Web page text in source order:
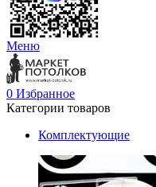
Меню
0 Избранное
Категории товаров
Комплектующие